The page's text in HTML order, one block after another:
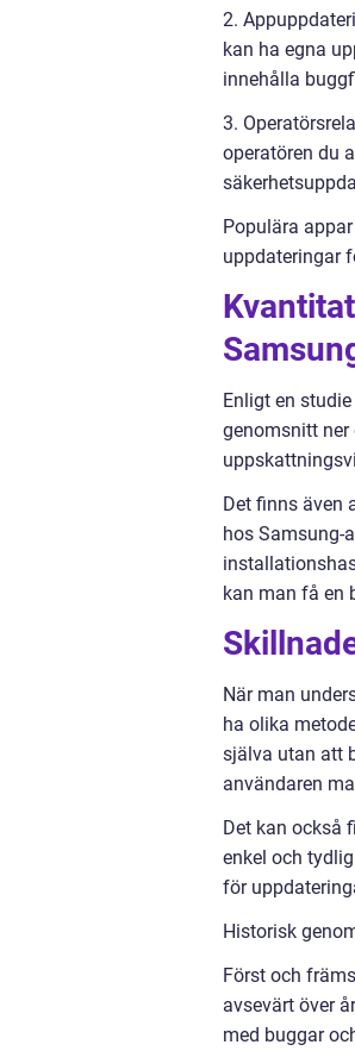
2.
kan ha egna
innehålla
3.
operatören du
Populära
uppdateringar
Enligt en
genomsnitt ner
Det finns även
hos Samsung-
kan man få en
När man
ha olika
själva utan att
användaren
Det kan också
enkel och
för
Historisk
Först och
avsevärt över
med buggar